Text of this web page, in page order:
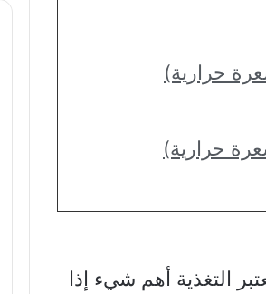
سعرة حرارية: تعتبر التغذية أهم شيء إذا